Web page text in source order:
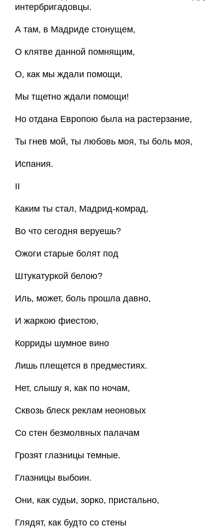
интербригадовцы.
А там, в Мадриде стонущем,
О клятве данной помнящим,
О, как мы ждали помощи,
Мы тщетно ждали помощи!
Но отдана Европою была на растерзание,
Ты гнев мой, ты любовь моя, ты боль моя,
Испания.
II
Каким ты стал, Мадрид-комрад,
Во что сегодня веруешь?
Ожоги старые болят под
Штукатуркой белою?
Иль, может, боль прошла давно,
И жаркою фиестою,
Корриды шумное вино
Лишь плещется в предместиях.
Нет, слышу я, как по ночам,
Сквозь блеск реклам неоновых
Со стен безмолвных палачам
Грозят глазницы темные.
Глазницы выбоин.
Они, как судьи, зорко, пристально,
Глядят, как будто со стены